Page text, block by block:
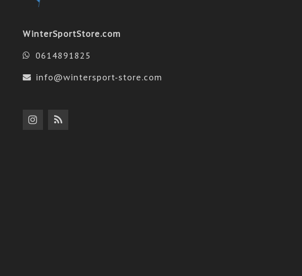
WinterSportStore.com
0614891825
info@wintersport-store.com